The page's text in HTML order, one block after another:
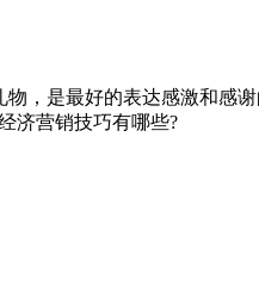
，是最好的表达感激和感
济营销技巧有哪些?